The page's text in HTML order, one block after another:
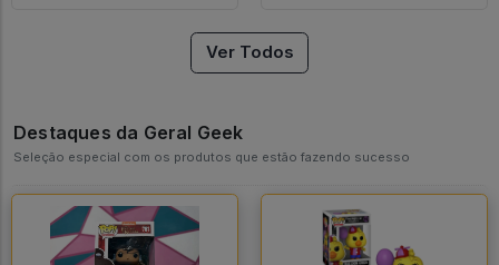
Ver Todos
Destaques da Geral Geek
Seleção especial com os produtos que estão fazendo sucesso